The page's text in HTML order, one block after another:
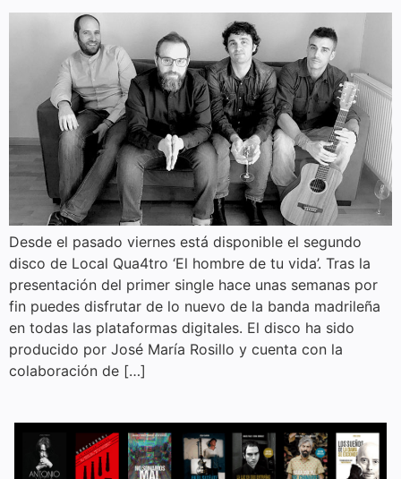
Desde el pasado viernes está disponible el segundo
disco de Local Qua4tro ‘El hombre de tu vida’. Tras la
presentación del primer single hace unas semanas por
fin puedes disfrutar de lo nuevo de la banda madrileña
en todas las plataformas digitales. El disco ha sido
producido por José María Rosillo y cuenta con la
colaboración de […]